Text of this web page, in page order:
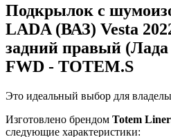
Подкрылок с
LADA (ВАЗ) Vesta
задний правый (Лада
FWD - TOTEM.S
Это идеальный выбор для
Изготовлено брендом Totem
следующие характеристики: